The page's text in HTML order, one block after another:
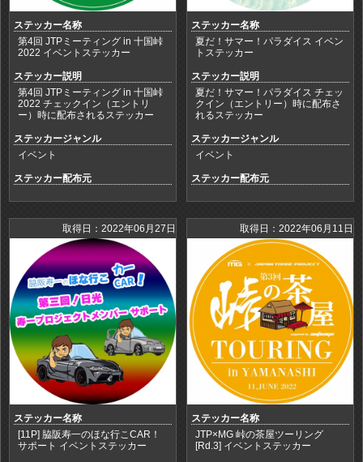
ステッカー名称
第4回 JTPミーティング in 十国峠
2022 イベントステッカー
ステッカー説明
第4回 JTPミーティング in 十国峠
2022 チェックイン（エントリ
ー）時に配布されるステッカー
ステッカージャンル
イベント
ステッカー配布元
ステッカー名称
夏だ！サマー！パラダイス イベン
トステッカー
ステッカー説明
夏だ！サマー！パラダイス チェッ
クイン（エントリー）時に配布さ
れるステッカー
ステッカージャンル
イベント
ステッカー配布元
取得日：2022年06月27日
ステッカー名称
[11P] 脇阪寿一のほな行こCAR！
サポート イベントステッカー
取得日：2022年06月11日
ステッカー名称
JTP×MG 峠の茶屋ツーリング
[Rd.3] イベントステッカー